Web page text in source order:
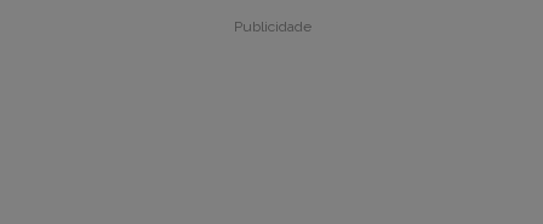
Publicidade